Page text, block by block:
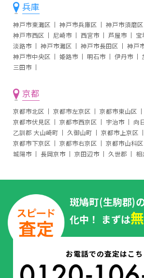
兵庫
神戸市東灘区 神戸市兵庫区 神戸市須磨区
神戸市西区
尼崎市 西宮市 芦屋市 宝
淡路市
神戸市灘区 神戸市長田区
神戸
神戸市中央区
姫路市 明石市 伊丹市
三田市
京都
京都市北区 京都市左京区 京都市東山区
京都市伏見区
京都市西京区 宇治市 向
乙訓郡 大山崎町
久御山町 京都市上京区
京都市下京区
京都市右京区 京都市山科区
城陽市
長岡京市 京田辺市 久世郡 相
斑鳩町(生駒郡)
化中！ まずは
お電話での査定はこち